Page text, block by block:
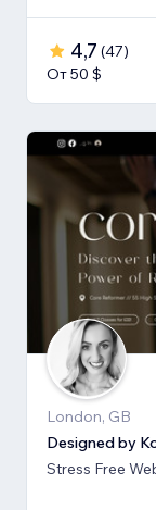
4,7 (47)
От 50 $
London, GB
Designed by
Stress Free